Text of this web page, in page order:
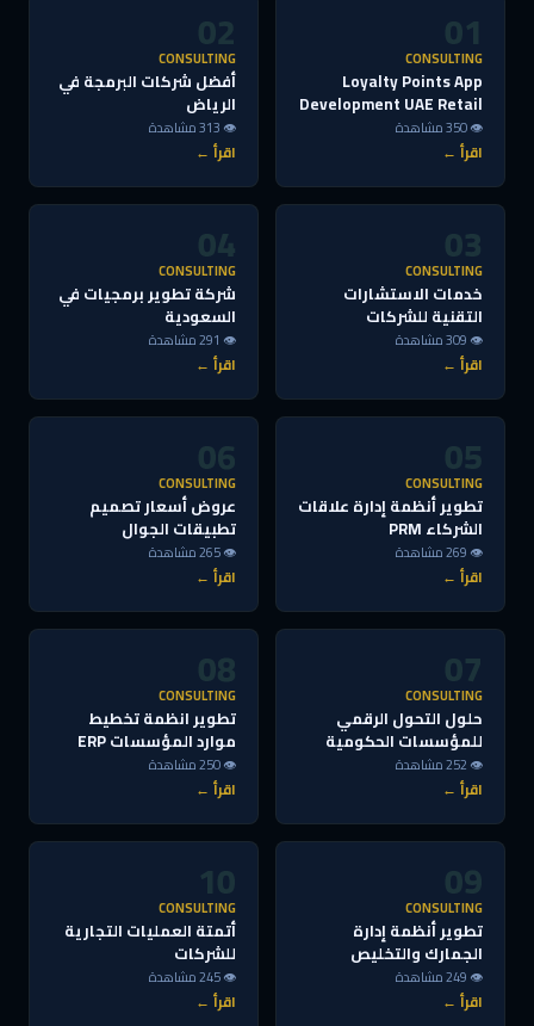
01
CONSULTING
Loyalty Points App
Development UAE Retail
👁 350 مشاهدة
اقرأ ←
02
CONSULTING
أفضل شركات البرمجة في
الرياض
👁 313 مشاهدة
اقرأ ←
03
CONSULTING
خدمات الاستشارات
التقنية للشركات
👁 309 مشاهدة
اقرأ ←
04
CONSULTING
شركة تطوير برمجيات في
السعودية
👁 291 مشاهدة
اقرأ ←
05
CONSULTING
تطوير أنظمة إدارة علاقات
الشركاء PRM
👁 269 مشاهدة
اقرأ ←
06
CONSULTING
عروض أسعار تصميم
تطبيقات الجوال
👁 265 مشاهدة
اقرأ ←
07
CONSULTING
حلول التحول الرقمي
للمؤسسات الحكومية
👁 252 مشاهدة
اقرأ ←
08
CONSULTING
تطوير انظمة تخطيط
موارد المؤسسات ERP
👁 250 مشاهدة
اقرأ ←
09
CONSULTING
تطوير أنظمة إدارة
الجمارك والتخليص
👁 249 مشاهدة
اقرأ ←
10
CONSULTING
أتمتة العمليات التجارية
للشركات
👁 245 مشاهدة
اقرأ ←